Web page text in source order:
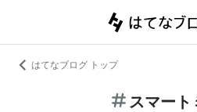
はてなブログ トップ
スマート